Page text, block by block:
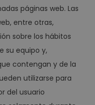
páginas web. Las
entre otras,
sobre los hábitos
su equipo y,
contengan y de la
utilizarse para
del usuario